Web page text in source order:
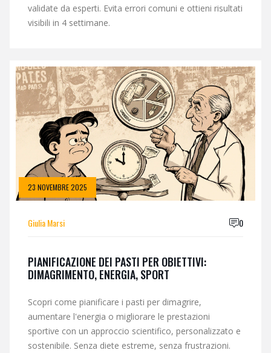
validate da esperti. Evita errori comuni e ottieni risultati
visibili in 4 settimane.
23 NOVEMBRE 2025
Giulia Marsi 0
PIANIFICAZIONE DEI PASTI PER OBIETTIVI:
DIMAGRIMENTO, ENERGIA, SPORT
Scopri come pianificare i pasti per dimagrire,
aumentare l'energia o migliorare le prestazioni
sportive con un approccio scientifico, personalizzato e
sostenibile. Senza diete estreme, senza frustrazioni.